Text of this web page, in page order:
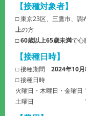
【接種対象者】
□ 東京23区、三鷹市、調
上の方
□60歳以上65歳未満で心
【接種日時】
□ 接種期間 2024年10
□ 接種日時
火曜日・木曜日・金曜
土曜日 10:00